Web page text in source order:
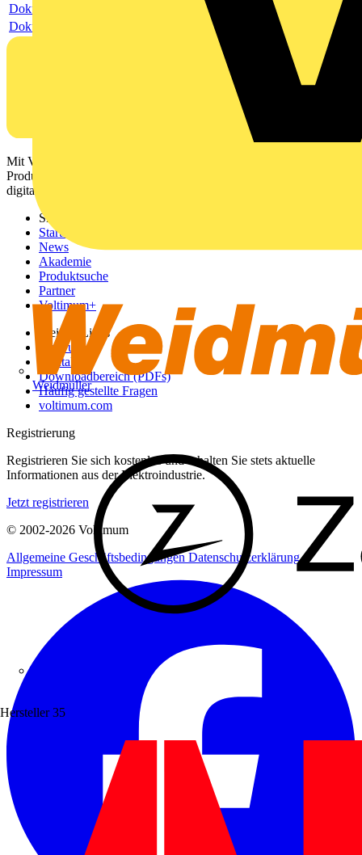
Weidmüller
Hersteller 35
Dokument
Dokument
Mit Voltimum erhalten Elektrofachkräfte Zugang zu Branchennews,
Produktinformationen, Schulungen und Tools – alles auf einer
digitalen Plattform und Community.
Sitemap
Startseite
News
Akademie
Produktsuche
Partner
Voltimum+
Weitere Links
Über uns
Kontakt
Downloadbereich (PDFs)
Häufig gestellte Fragen
voltimum.com
Registrierung
Registrieren Sie sich kostenlos und erhalten Sie stets aktuelle
Informationen aus der Elektroindustrie.
Jetzt registrieren
© 2002-2026 Voltimum
Allgemeine GeschäftsbedingungenDatenschutzerklärung
Impressum